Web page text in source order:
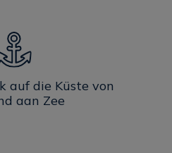
auf die Küste von
aan Zee